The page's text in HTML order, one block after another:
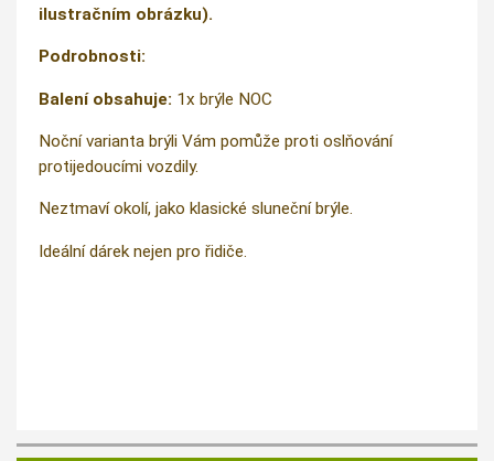
ilustračním obrázku).
Podrobnosti:
Balení obsahuje: 1x brýle NOC
Noční varianta brýli Vám pomůže proti oslňování
protijedoucími vozdily.
Neztmaví okolí, jako klasické sluneční brýle.
Ideální dárek nejen pro řidiče.